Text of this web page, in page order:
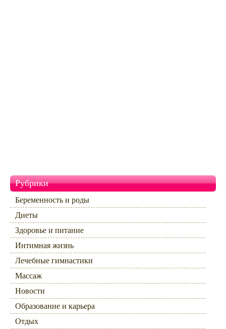
Рубрики
Беременность и роды
Диеты
Здоровье и питание
Интимная жизнь
Лечебные гимнастики
Массаж
Новости
Образование и карьера
Отдых